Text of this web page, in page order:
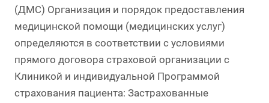
(ДМС) Организация и порядок предоставления
медицинской помощи (медицинских услуг)
определяются в соответствии с условиями
прямого договора страховой организации с
Клиникой и индивидуальной Программой
страхования пациента: Застрахованные